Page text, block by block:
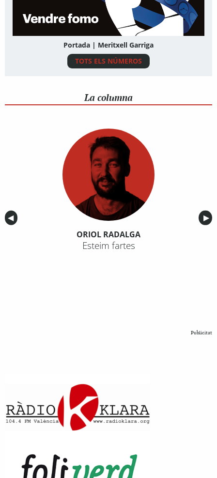
Portada | Meritxell Garriga
TOTS ELS NÚMEROS
La columna
Anterior
◀︎ ▶︎
ORIOL RADALGA
Esteim fartes
Publicitat